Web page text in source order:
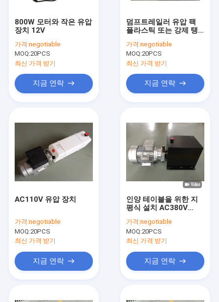
800W 모터와 작은 유압
장치 12V
가격:negotiable
MOQ:20PCS
최신 가격 받기
지금 연락
덤프트레일러 유압 팩
플라스틱 또는 강제 탱
가격:negotiable
MOQ:20PCS
최신 가격 받기
지금 연락
AC110V 유압 장치
가격:negotiable
MOQ:20PCS
최신 가격 받기
지금 연락
인양 테이블을 위한 지
평식 설치 AC380V
가격:negotiable
MOQ:20PCS
최신 가격 받기
지금 연락